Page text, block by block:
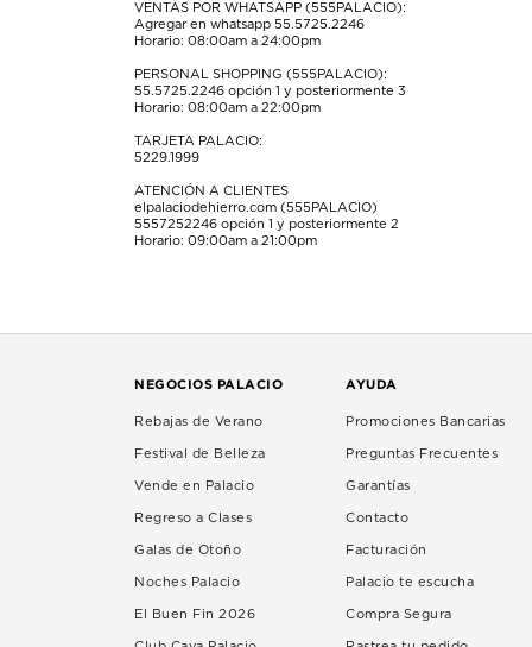
VENTAS POR WHATSAPP (555PALACIO):
Agregar en whatsapp 55.5725.2246
Horario: 08:00am a 24:00pm
PERSONAL SHOPPING (555PALACIO):
55.5725.2246 opción 1 y posteriormente 3
Horario: 08:00am a 22:00pm
TARJETA PALACIO:
5229.1999
ATENCIÓN A CLIENTES
elpalaciodehierro.com (555PALACIO)
5557252246 opción 1 y posteriormente 2
Horario: 09:00am a 21:00pm
NEGOCIOS PALACIO
Rebajas de Verano
Festival de Belleza
Vende en Palacio
Regreso a Clases
Galas de Otoño
Noches Palacio
El Buen Fin 2026
AYUDA
Promociones Bancarias
Preguntas Frecuentes
Garantías
Contacto
Facturación
Palacio te escucha
Compra Segura